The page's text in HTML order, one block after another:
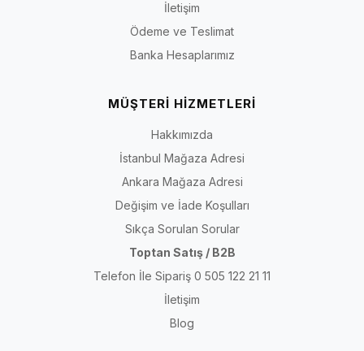
İletişim
Ödeme ve Teslimat
Banka Hesaplarımız
MÜŞTERİ HİZMETLERİ
Hakkımızda
İstanbul Mağaza Adresi
Ankara Mağaza Adresi
Değişim ve İade Koşulları
Sıkça Sorulan Sorular
Toptan Satış / B2B
Telefon İle Sipariş 0 505 122 21 11
İletişim
Blog